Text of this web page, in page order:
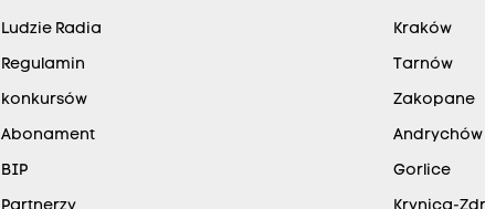
Ludzie Radia
Regulamin
konkursów
Abonament
BIP
Kraków
Tarnów
Zakopane
Andrychów
Gorlice